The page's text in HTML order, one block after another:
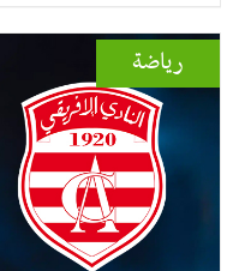
رياضة